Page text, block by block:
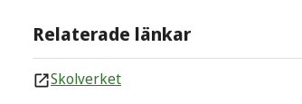
annika.sandstrom@sunne.se
Telefon
Relaterade länkar
Skolverket